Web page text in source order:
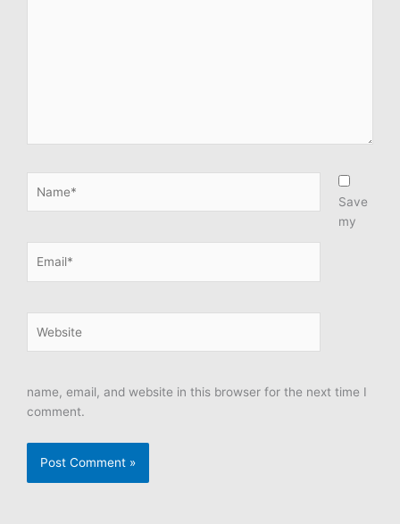
Save
my
name, email, and website in this browser for the next time I
comment.